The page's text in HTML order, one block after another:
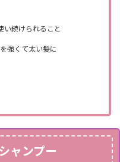
い続けられること
強くて太い髪に
ャンプー